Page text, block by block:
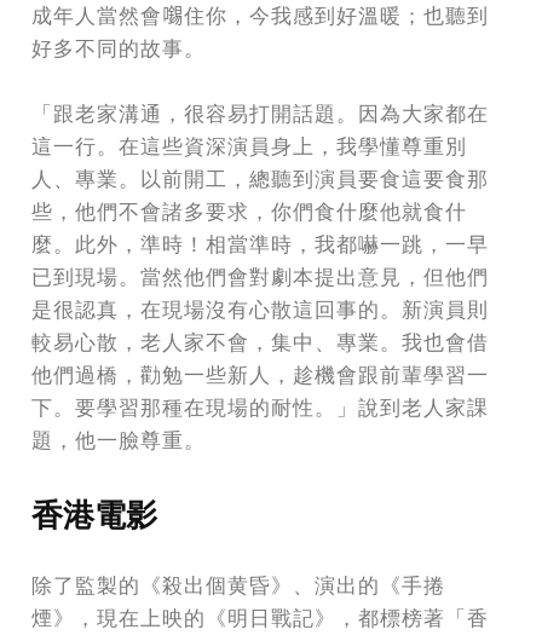
成年人當然會𡃶住你，今我感到好溫暖；也聽到
好多不同的故事。
「跟老家溝通，很容易打開話題。因為大家都在
這一行。在這些資深演員身上，我學懂尊重別
人、專業。以前開工，總聽到演員要食這要食那
些，他們不會諸多要求，你們食什麼他就食什
麼。此外，準時！相當準時，我都嚇一跳，一早
已到現場。當然他們會對劇本提出意見，但他們
是很認真，在現場沒有心散這回事的。新演員則
較易心散，老人家不會，集中、專業。我也會借
他們過橋，勸勉一些新人，趁機會跟前輩學習一
下。要學習那種在現場的耐性。」說到老人家課
題，他一臉尊重。
香港電影
除了監製的《殺出個黄昏》、演出的《手捲
煙》，現在上映的《明日戰記》，都標榜著「香